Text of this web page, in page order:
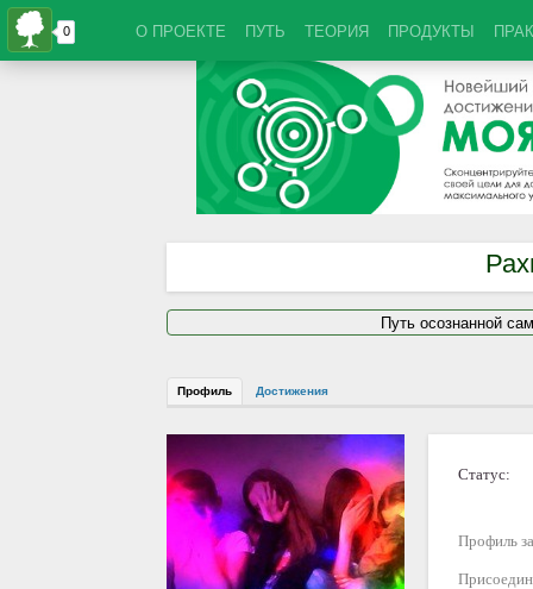
О ПРОЕКТЕ ПУТЬ ТЕОРИЯ ПРОДУКТЫ
Путь осознанной
Профиль Достижения
Статус:
Профиль